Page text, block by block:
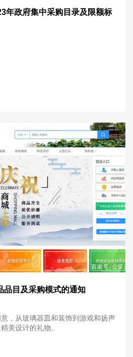
年政府集中采购目录及限额标
品目及采购模式的通知
，从玻璃器皿和装饰到游戏和扬声
美设计的礼物。